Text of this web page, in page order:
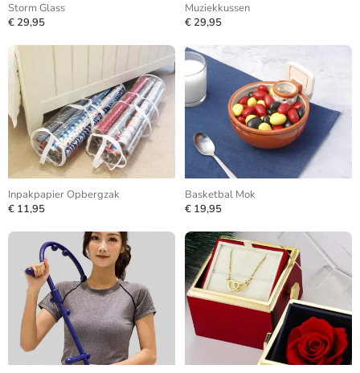
Storm Glass
€ 29,95
Muziekkussen
€ 29,95
Inpakpapier Opbergzak
€ 11,95
Basketbal Mok
€ 19,95